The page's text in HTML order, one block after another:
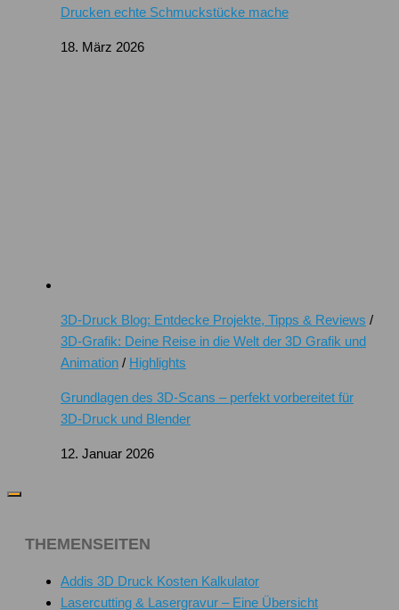
Drucken echte Schmuckstücke mache
18. März 2026
3D-Druck Blog: Entdecke Projekte, Tipps & Reviews /
3D-Grafik: Deine Reise in die Welt der 3D Grafik und
Animation / Highlights
Grundlagen des 3D-Scans – perfekt vorbereitet für
3D-Druck und Blender
12. Januar 2026
THEMENSEITEN
Addis 3D Druck Kosten Kalkulator
Lasercutting & Lasergravur – Eine Übersicht